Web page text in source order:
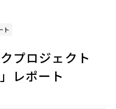
ト
プロジェクト
レポート